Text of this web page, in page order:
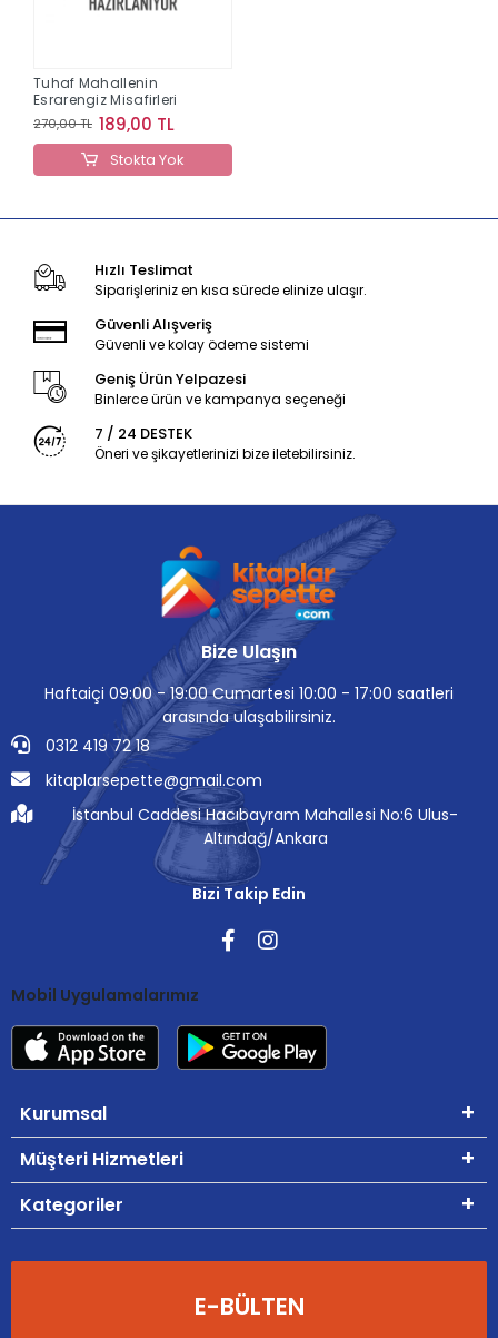
Tuhaf Mahallenin
Esrarengiz Misafirleri
270,00 TL 189,00 TL
Stokta Yok
Hızlı Teslimat
Siparişleriniz en kısa sürede elinize ulaşır.
Güvenli Alışveriş
Güvenli ve kolay ödeme sistemi
Geniş Ürün Yelpazesi
Binlerce ürün ve kampanya seçeneği
7 / 24 DESTEK
Öneri ve şikayetlerinizi bize iletebilirsiniz.
Bize Ulaşın
Haftaiçi 09:00 - 19:00 Cumartesi 10:00 - 17:00 saatleri
arasında ulaşabilirsiniz.
0312 419 72 18
kitaplarsepette@gmail.com
İstanbul Caddesi Hacıbayram Mahallesi No:6 Ulus-
Altındağ/Ankara
Bizi Takip Edin
Mobil Uygulamalarımız
Kurumsal
Müşteri Hizmetleri
Kategoriler
E-BÜLTEN